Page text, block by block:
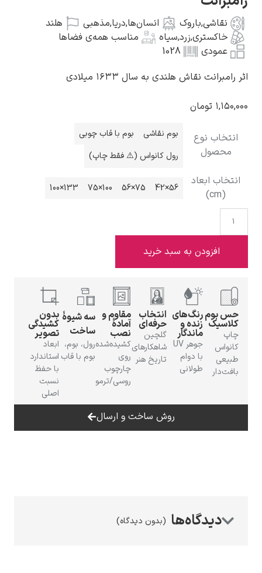
کامی پیسارو
ادوارد هاپر
لودویگ دویچ
رامبرانت
نقاشی,باروک انسان‌ها,دریا,مذهبی
هلند
خاکستری,زرد,سیاه
مناسب همه‌ی فضاها
عمودی
1028
اثر رامبرانت نقاش هلندی به سال ۱۶۳۳ میلادی
۱,۱۵۰,۰۰۰ تومان
انتخاب نوع
محصول
بوم نقاشی
بوم با قاب چوبی
رول کانواس (⚠️ فقط چاپ)
انتخاب ابعاد
(cm)
56×42
75×56
100×75
133×100
افزودن به سبد خرید
حس بوم
کلاسیک
چاپ
کانواس
طبیعی
بافت‌دار
رنگ‌های
زنده و
ماندگار
جوهر UV
با دوام
طولانی
انتخاب
حرفه‌ای
گلچین
شاهکارهای
تاریخ هنر
مقاوم و
آمادهٔ
نصب
کشیده‌شده
روی
چارچوب
روسی/ترمو
سه شیوهٔ
ساخت
رول، بوم،
بوم با قاب
بدون
کشیدگی
تصویر
ابعاد
استاندارد
با حفظ
نسبت
اصلی
روش ساخت و ارسال
(بدون دیدگاه)